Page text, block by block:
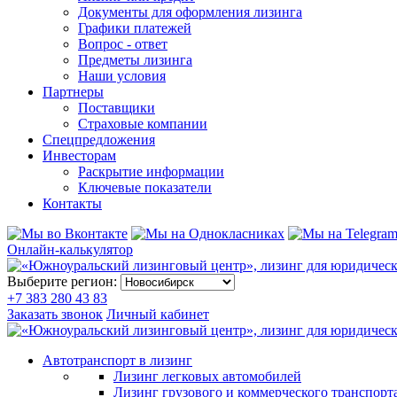
Документы для оформления лизинга
Графики платежей
Вопрос - ответ
Предметы лизинга
Наши условия
Партнеры
Поставщики
Страховые компании
Спецпредложения
Инвесторам
Раскрытие информации
Ключевые показатели
Контакты
Онлайн-калькулятор
Выберите регион:
+7 383 280 43 83
Заказать звонок Личный кабинет
Автотранспорт в лизинг
Лизинг легковых автомобилей
Лизинг грузового и коммерческого